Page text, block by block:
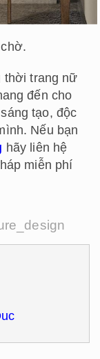
thời trang nữ
đến cho
tạo, độc
Nếu bạn
hãy liên hệ
miễn phí